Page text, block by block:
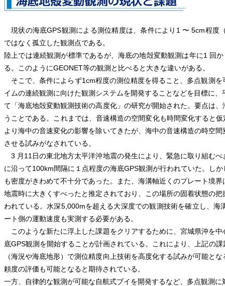
現状の海底GPS観測による測位精度は、条件により1 〜 5cm程度
ではなく孤立した観測点である。
陸上では連続観測が標準であるが、海底の地殻変動観測は年に1 回
る。このようにGEONET等の観測と比べると大きな違いがある。
そこで、条件によらず1cm程度の測位精度を得ること、多点観測
イムの連続観測に向けた観測システムを開発することなどを目標に
て「海底地殻変動観測技術の高度化」の研究が開始された。要点は
うことである。これまでは、音速構造の空間変化も時間変化すると
より海中の音速変化の影響を除いてきたが、海中の音速構造の時空
させる試みがなされている。
3 月11日の東北地方太平洋沖地震の発生により、緊急に取り組む
に沿って100km間隔に１点程度の海底GPS観測が行われていた。し
も密度がきわめて不十分であった。また、海溝軸近くのプレート境
地震時に大きくすべったと推定されており、この場所の固着状態の
われている。水深5,000mを超える大深度での観測技術を確立し、
ート側の運動速度も実測する必要がある。
このような新たに浮上した課題をクリアするために、宮城県沖を中
底GPS観測を開始することが計画されている。これにより、上記の
（海況や海底地形）で測位精度向上技術を高度化する試みが可能と
頼度の評価も可能となると期待されている。
一方、自律的な観測が可能な自航式ブイを開発するなど、多点観測